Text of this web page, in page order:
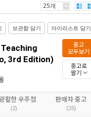
25개
보관함 담기 마이리스트 담기
3rd Edition)
중고
모두보기
중고로
팔기
활한 우주점
(2)
판매자 중고
(25)